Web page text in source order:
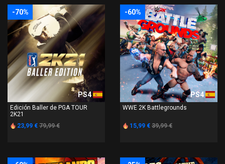
-70%
PS4
Edición Baller de PGA TOUR
2K21
23,99 € 79,99 €
-60%
PS4
WWE 2K Battlegrounds
15,99 € 39,99 €